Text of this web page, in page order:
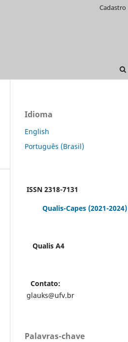
Cadastro
Idioma
English
Português (Brasil)
ISSN 2318-7131
Qualis-Capes (2021-2024)
Qualis A4
Contato:
glauks@ufv.br
Palavras-chave